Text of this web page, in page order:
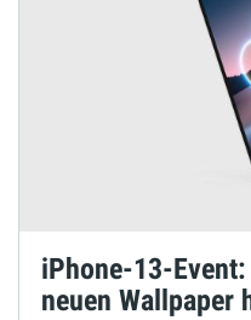
iPhone-13-
neuen Wallpaper